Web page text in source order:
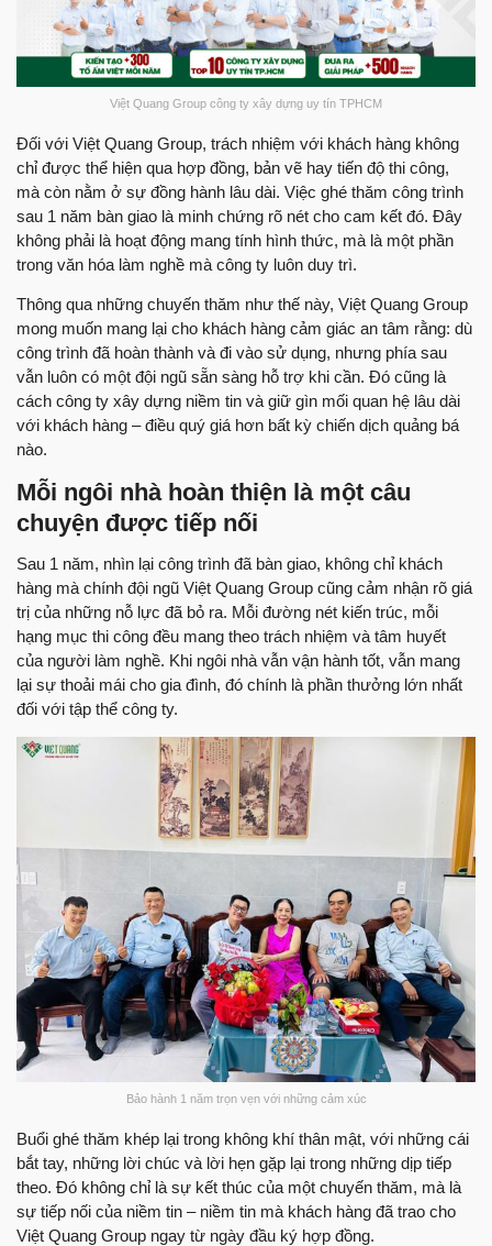
Việt Quang Group công ty xây dựng uy tín TPHCM
Đối với Việt Quang Group, trách nhiệm với khách hàng không
chỉ được thể hiện qua hợp đồng, bản vẽ hay tiến độ thi công,
mà còn nằm ở sự đồng hành lâu dài. Việc ghé thăm công trình
sau 1 năm bàn giao là minh chứng rõ nét cho cam kết đó. Đây
không phải là hoạt động mang tính hình thức, mà là một phần
trong văn hóa làm nghề mà công ty luôn duy trì.
Thông qua những chuyến thăm như thế này, Việt Quang Group
mong muốn mang lại cho khách hàng cảm giác an tâm rằng: dù
công trình đã hoàn thành và đi vào sử dụng, nhưng phía sau
vẫn luôn có một đội ngũ sẵn sàng hỗ trợ khi cần. Đó cũng là
cách công ty xây dựng niềm tin và giữ gìn mối quan hệ lâu dài
với khách hàng – điều quý giá hơn bất kỳ chiến dịch quảng bá
nào.
Mỗi ngôi nhà hoàn thiện là một câu
chuyện được tiếp nối
Sau 1 năm, nhìn lại công trình đã bàn giao, không chỉ khách
hàng mà chính đội ngũ Việt Quang Group cũng cảm nhận rõ giá
trị của những nỗ lực đã bỏ ra. Mỗi đường nét kiến trúc, mỗi
hạng mục thi công đều mang theo trách nhiệm và tâm huyết
của người làm nghề. Khi ngôi nhà vẫn vận hành tốt, vẫn mang
lại sự thoải mái cho gia đình, đó chính là phần thưởng lớn nhất
đối với tập thể công ty.
Bảo hành 1 năm trọn vẹn với những cảm xúc
Buổi ghé thăm khép lại trong không khí thân mật, với những cái
bắt tay, những lời chúc và lời hẹn gặp lại trong những dịp tiếp
theo. Đó không chỉ là sự kết thúc của một chuyến thăm, mà là
sự tiếp nối của niềm tin – niềm tin mà khách hàng đã trao cho
Việt Quang Group ngay từ ngày đầu ký hợp đồng.